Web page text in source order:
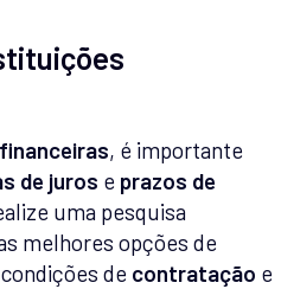
, é importante
de juros e prazos de
uma pesquisa
melhores opções de
de contratação e